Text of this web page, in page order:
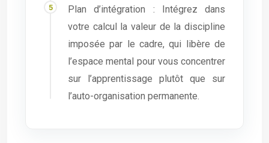
Plan d’intégration : Intégrez dans
votre calcul la valeur de la discipline
imposée par le cadre, qui libère de
l’espace mental pour vous concentrer
sur l’apprentissage plutôt que sur
l’auto-organisation permanente.